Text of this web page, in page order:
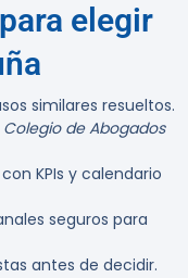
elegir
similares resueltos.
Colegio de Abogados
KPIs y calendario
seguros para
antes de decidir.